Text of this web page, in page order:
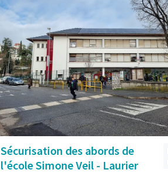
Sécurisation des abords de
l'école Simone Veil - Laurier